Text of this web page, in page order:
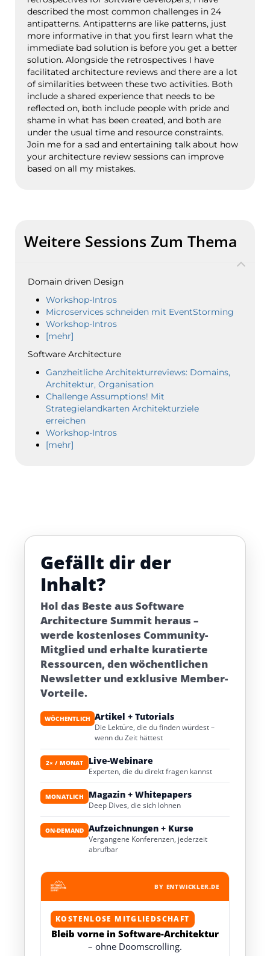
described the most common challenges in 24
antipatterns. Antipatterns are like patterns, just
more informative in that you first learn what the
immediate bad solution is before you get a better
solution. Alongside the retrospectives I have
facilitated architecture reviews and there are a lot
of similarities between these two activities. Both
include a shared experience that needs to be
reflected on, both include people with pride and
shame in what has been created, and both are
under the usual time and resource constraints.
Join me for a sad and entertaining talk about how
your architecture review sessions can improve
based on all my mistakes.
Weitere Sessions Zum Thema
Domain driven Design
Workshop-Intros
Microservices schneiden mit EventStorming
Workshop-Intros
[mehr]
Software Architecture
Ganzheitliche Architekturreviews: Domains,
Architektur, Organisation
Challenge Assumptions! Mit
Strategielandkarten Architekturziele
erreichen
Workshop-Intros
[mehr]
Gefällt dir der
Inhalt?
Hol das Beste aus Software
Architecture Summit heraus –
werde kostenloses Community-
Mitglied und erhalte kuratierte
Ressourcen, den wöchentlichen
Newsletter und exklusive Member-
Vorteile.
WÖCHENTLICH Artikel + Tutorials
Die Lektüre, die du finden würdest –
wenn du Zeit hättest
2× / MONAT Live-Webinare
Experten, die du direkt fragen kannst
MONATLICH Magazin + Whitepapers
Deep Dives, die sich lohnen
ON-DEMAND Aufzeichnungen + Kurse
Vergangene Konferenzen, jederzeit
abrufbar
BY ENTWICKLER.DE
KOSTENLOSE MITGLIEDSCHAFT
Bleib vorne in Software-Architektur
– ohne Doomscrolling.